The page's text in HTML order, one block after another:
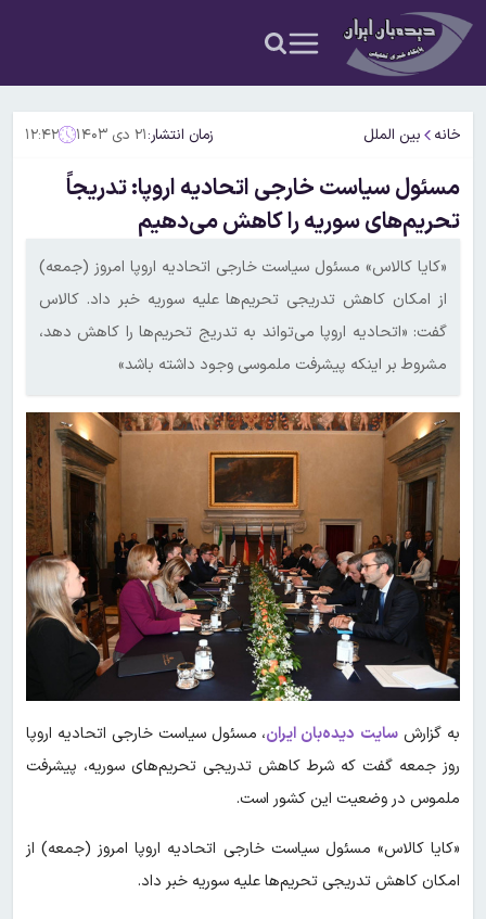
خانه بین الملل زمان انتشار:۲۱ دی ۱۴۰۳ ۱۲:۴۲
مسئول سیاست خارجی اتحادیه اروپا: تدریجاً
تحریم‌های سوریه را کاهش می‌دهیم
«کایا کالاس» مسئول سیاست خارجی اتحادیه اروپا امروز (جمعه)
از امکان کاهش تدریجی تحریم‌ها علیه سوریه خبر داد. کالاس
گفت: «اتحادیه اروپا می‌تواند به تدریج تحریم‌ها را کاهش دهد،
مشروط بر اینکه پیشرفت ملموسی وجود داشته باشد»
به گزارش سایت دیده‌بان ایران، مسئول سیاست خارجی اتحادیه اروپا
روز جمعه گفت که شرط کاهش تدریجی تحریم‌های سوریه، پیشرفت
ملموس در وضعیت این کشور است.
«کایا کالاس» مسئول سیاست خارجی اتحادیه اروپا امروز (جمعه) از
امکان کاهش تدریجی تحریم‌ها علیه سوریه خبر داد.